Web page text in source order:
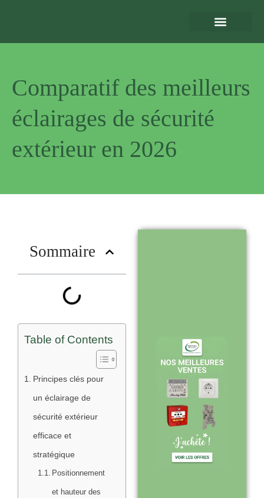
Comparatif des meilleurs
éclairages de sécurité
extérieur en 2026
Sommaire
Table of Contents
Principes clés pour
un éclairage de
sécurité extérieur
efficace et
stratégique
Positionnement
et hauteur des
Expédition sous
24-48h :
livraison rapide
après validation
de commande